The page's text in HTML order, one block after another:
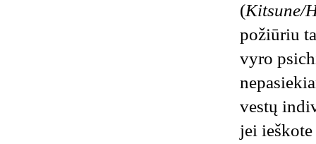
(Kitsune/
požiūriu
vyro
vestų
jei ieškote